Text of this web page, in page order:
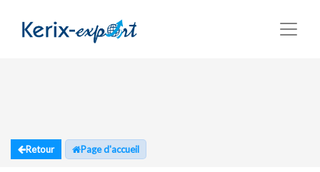
Retour Page d'accueil